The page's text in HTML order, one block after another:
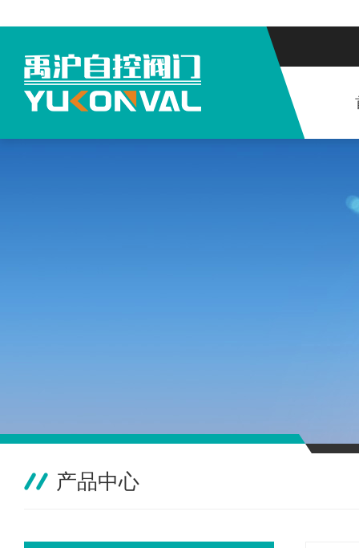
产品中心